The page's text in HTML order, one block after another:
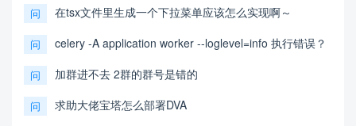
问 在tsx文件里生成一个下拉菜单应该怎么实现啊～
问 celery -A application worker --loglevel=info 执行错误？
问 加群进不去 2群的群号是错的
问 求助大佬宝塔怎么部署DVA